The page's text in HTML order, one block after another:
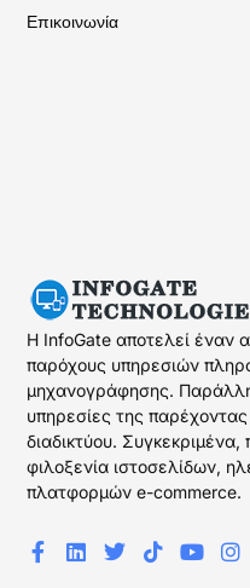
Η InfoGate αποτελεί έναν
παρόχους υπηρεσιών
μηχανογράφησης.
υπηρεσίες της
διαδικτύου.
φιλοξενία ιστοσελίδων,
πλατφορμών e-commerce.
Επικοινωνία